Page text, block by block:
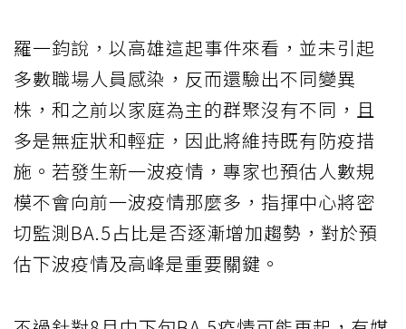
羅一鈞說，以高雄這起事件來看，並未引起
多數職場人員感染，反而還驗出不同變異
株，和之前以家庭為主的群聚沒有不同，且
多是無症狀和輕症，因此將維持既有防疫措
施。若發生新一波疫情，專家也預估人數規
模不會向前一波疫情那麼多，指揮中心將密
切監測BA.5占比是否逐漸增加趨勢，對於預
估下波疫情及高峰是重要關鍵。